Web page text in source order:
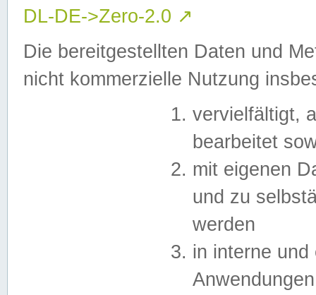
DL-DE->Zero-2.0 ↗
Die bereitgestellten Daten und
nicht kommerzielle Nutzung
vervielfältigt,
bearbeitet
mit eigenen
und zu
werden
in interne